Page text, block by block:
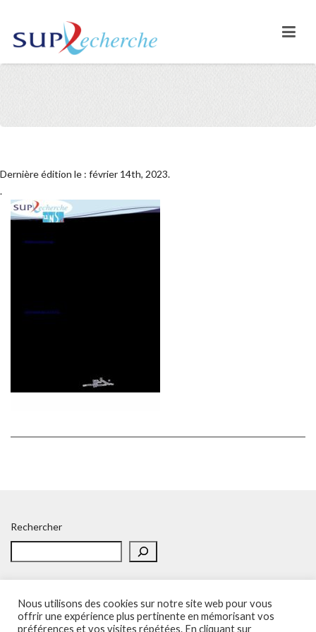
Dernière édition le : février 14th, 2023.
.
Rechercher
Nous utilisons des cookies sur notre site web pour vous
offrir une expérience plus pertinente en mémorisant vos
préférences et vos visites répétées. En cliquant sur